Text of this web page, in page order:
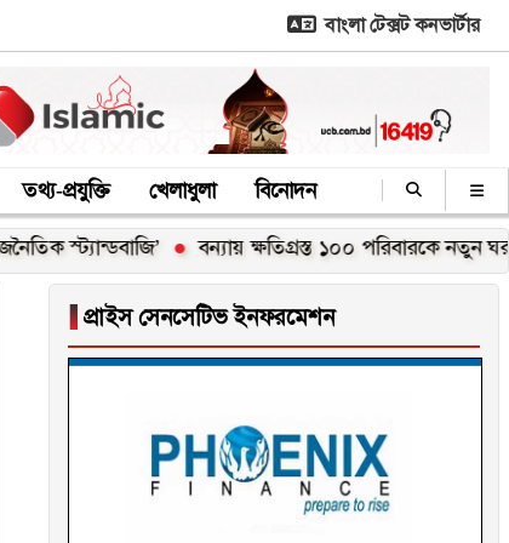
বাংলা টেক্সট কনভার্টার
তথ্য-প্রযুক্তি খেলাধুলা বিনোদন
বন্যায় ক্ষতিগ্রস্ত ১০০ পরিবারকে নতুন ঘর দেবেন প্রধানমন্ত্রী
▐ প্রাইস সেনসেটিভ ইনফরমেশন